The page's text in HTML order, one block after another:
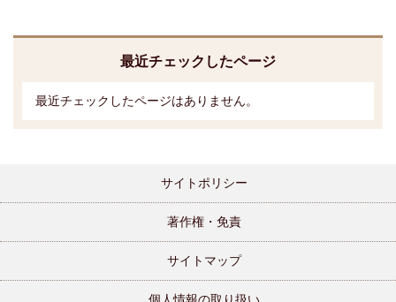
最近チェックしたページ
最近チェックしたページはありません。
サイトポリシー
著作権・免責
サイトマップ